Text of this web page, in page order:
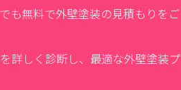
も無料で外壁塗装の見積もりをご
詳しく診断し、最適な外壁塗装プ